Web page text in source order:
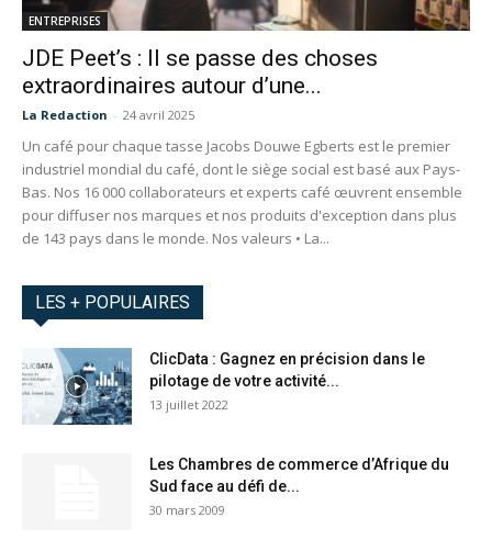
ENTREPRISES
JDE Peet’s : Il se passe des choses
extraordinaires autour d’une...
La Redaction - 24 avril 2025
Un café pour chaque tasse Jacobs Douwe Egberts est le premier
industriel mondial du café, dont le siège social est basé aux Pays-
Bas. Nos 16 000 collaborateurs et experts café œuvrent ensemble
pour diffuser nos marques et nos produits d'exception dans plus
de 143 pays dans le monde. Nos valeurs • La...
LES + POPULAIRES
ClicData : Gagnez en précision dans le
pilotage de votre activité...
13 juillet 2022
Les Chambres de commerce d’Afrique du
Sud face au défi de...
30 mars 2009